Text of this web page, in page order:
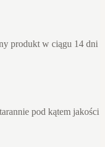
produkt w ciągu 14 dni
pod kątem jakości